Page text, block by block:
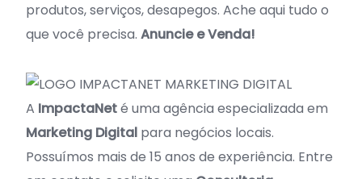
produtos, serviços, desapegos. Ache aqui tudo o
que você precisa. Anuncie e Venda!
A ImpactaNeté uma agência especializada em
Marketing Digital para negócios locais.
Possuímos mais de 15 anos de experiência. Entre